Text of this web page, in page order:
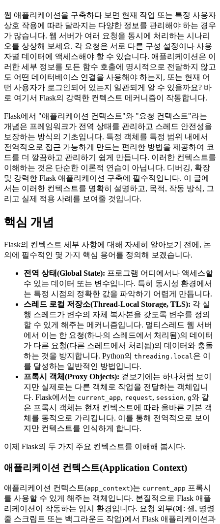
웹 애플리케이션을 구축하다 보면 현재 작업 또는 특정 사용자
상호 작용에 따라 달라지는 다양한 정보를 관리해야 하는 경우
가 많습니다. 웹 서버가 여러 요청을 동시에 처리하는 시나리
오를 상상해 보세요. 각 요청은 서로 다른 구성 설정이나 사용
자별 데이터에 액세스해야 할 수 있습니다. 애플리케이션은 이
러한 세부 정보를 모든 함수 호출에 명시적으로 전달하지 않고
도 어떤 데이터베이스 연결을 사용해야 하는지, 또는 현재 어
떤 사용자가 로그인되어 있는지 일관되게 알 수 있을까요? 바
로 여기서 Flask의 강력한 컨텍스트 메커니즘이 작동합니다.
Flask에서 "애플리케이션 컨텍스트"와 "요청 컨텍스트"라는
개념은 프레임워크가 전역 상태를 관리하고 스레드 안전성을
보장하는 방식의 기초입니다. 특정 객체를 특정 범위 내에서
전역적으로 접근 가능하게 만드는 편리한 방법을 제공하여 코
드를 더 깔끔하고 관리하기 쉽게 만듭니다. 이러한 컨텍스트를
이해하는 것은 단순한 이론적 연습이 아닙니다. 디버깅, 확장
및 강력한 Flask 애플리케이션 구축에 필수적입니다. 이 글에
서는 이러한 컨텍스트를 명확히 설명하고, 목적, 작동 방식, 그
리고 실제 적용 사례를 보여줄 것입니다.
핵심 개념
Flask의 컨텍스트 세부 사항에 대해 자세히 알아보기 전에, 논
의에 필수적인 몇 가지 핵심 용어를 정의해 보겠습니다.
전역 상태(Global State): 프로그램 어디에서나 액세스할
수 있는 데이터 또는 변수입니다. 특히 동시성 환경에서
는 특정 시점의 정확한 값을 파악하기 어렵게 만듭니다.
스레드 로컬 저장소(Thread-Local Storage, TLS): 각 실
행 스레드가 변수의 자체 복사본을 갖도록 변수를 정의
할 수 있게 해주는 메커니즘입니다. 멀티스레드 웹 서버
에서 이는 한 요청(하나의 스레드에서 처리됨)의 데이터
가 다른 요청(다른 스레드에서 처리됨)의 데이터와 충돌
하는 것을 방지합니다. Python의 threading.local 은 이
를 달성하는 일반적인 방법입니다.
프록시 객체(Proxy Objects): 겉보기에는 하나처럼 보이
지만 실제로는 다른 객체로 작업을 전달하는 객체입니
다. Flask에서는 current_app, request, session, g와 같
은 프록시 객체는 현재 컨텍스트에 따라 올바른 기본 객
체를 동적으로 가리킵니다. 이를 통해 전역적으로 보이
지만 컨텍스트를 인식하게 합니다.
이제 Flask의 두 가지 주요 컨텍스트를 이해해 봅시다.
애플리케이션 컨텍스트(Application Context)
애플리케이션 컨텍스트(app_context)는 current_app 프록시
를 사용할 수 있게 해주는 객체입니다. 본질적으로 Flask 애플
리케이션이 작동하는 임시 환경입니다. 요청 외부(예: 셸, 명령
줄 스크립트 또는 백그라운드 작업)에서 Flask 애플리케이션과